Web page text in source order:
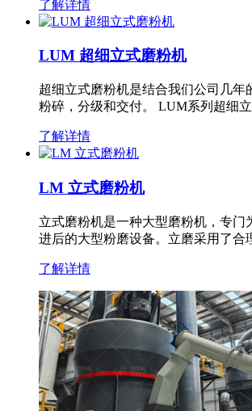
了解详情
LUM 超细立式磨粉机
超细立式磨粉机是结合我们公司几
粉碎，分级和交付。 LUM系列超细
了解详情
LM 立式磨粉机
立式磨粉机是一种大型磨粉机，专
进后的大型粉磨设备。立磨采用了
了解详情